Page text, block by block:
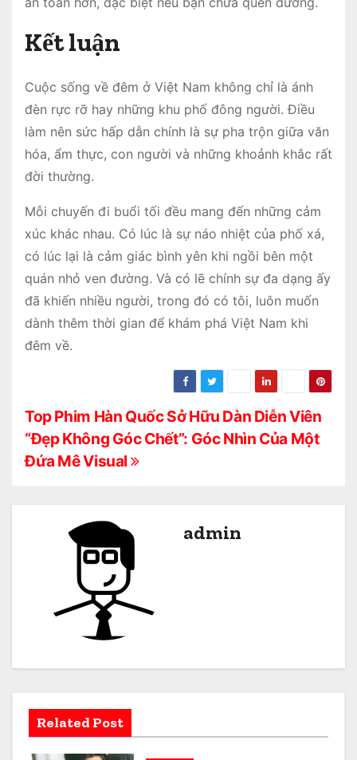
Kết luận
Cuộc sống về đêm ở Việt Nam không chỉ là ánh
đèn rực rỡ hay những khu phố đông người. Điều
làm nên sức hấp dẫn chính là sự pha trộn giữa văn
hóa, ẩm thực, con người và những khoảnh khắc rất
đời thường.
Mỗi chuyến đi buổi tối đều mang đến những cảm
xúc khác nhau. Có lúc là sự náo nhiệt của phố xá,
có lúc lại là cảm giác bình yên khi ngồi bên một
quán nhỏ ven đường. Và có lẽ chính sự đa dạng ấy
đã khiến nhiều người, trong đó có tôi, luôn muốn
dành thêm thời gian để khám phá Việt Nam khi
đêm về.
Đ
i
g
b
à
Top Phim Hàn Quốc Sở Hữu Dàn Diễn Viên
“Đẹp Không Góc Chết”: Góc Nhìn Của Một
Đứa Mê Visual
admin
Related Post